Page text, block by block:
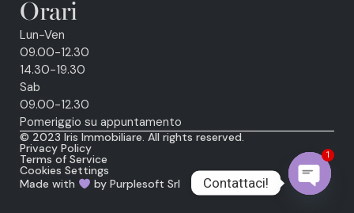
Orari
Lun-Ven
09.00-12.30
14.30-19.30
Sab
09.00-12.30
Pomeriggio su appuntamento
© 2023 Iris Immobiliare. All rights reserved.
Privacy Policy
Terms of Service
Cookies Settings
Made with
by Purplesoft Srl Contattaci!
1